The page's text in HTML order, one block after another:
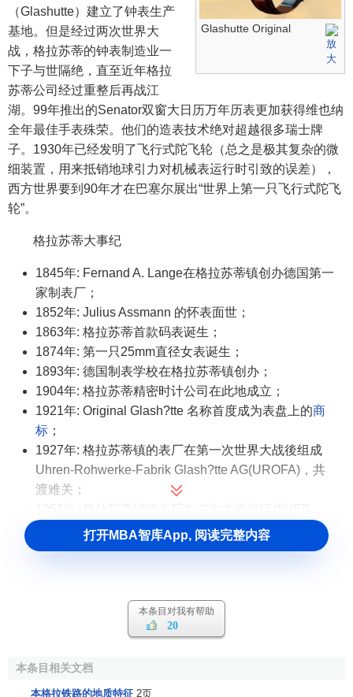
Glashutte Original
（Glashutte）建立了钟表生产
基地。但是经过两次世界大
战，格拉苏蒂的钟表制造业一
下子与世隔绝，直至近年格拉
苏蒂公司经过重整后再战江
湖。99年推出的Senator双窗大日历万年历表更加获得维也纳
全年最佳手表殊荣。他们的造表技术绝对超越很多瑞士牌
子。1930年已经发明了飞行式陀飞轮（总之是极其复杂的微
细装置，用来抵销地球引力对机械表运行时引致的误差），
西方世界要到90年才在巴塞尔展出“世界上第一只飞行式陀飞
轮”。
格拉苏蒂大事纪
1845年: Fernand A. Lange在格拉苏蒂镇创办德国第一
家制表厂；
1852年: Julius Assmann 的怀表面世；
1863年: 格拉苏蒂首款码表诞生；
1874年: 第一只25mm直径女表诞生；
1893年: 德国制表学校在格拉苏蒂镇创办；
1904年: 格拉苏蒂精密时计公司在此地成立；
1921年: Original Glash?tte 名称首度成为表盘上的商
标 ；
1927年: 格拉苏蒂镇的表厂在第一次世界大战後组成
Uhren-Rohwerke-Fabrik Glash?tte AG(UROFA)，共
渡难关；
Glash?tte，重新生产；
1990年: 国营的VEB Glashtte Uhrenbetrieb转型成股份
购，成为私人企业，并以“格拉苏蒂原创”(Glash?tte
Original)为产品商标；
1998年: 与德国陶瓷名厂“美宸”(Meissen)开始
彩绘珐琅腕表；
打开MBA智库App, 阅读完整内容
本条目对我有帮助
20
本条目相关文档
本格拉铁路的地质特征 2页